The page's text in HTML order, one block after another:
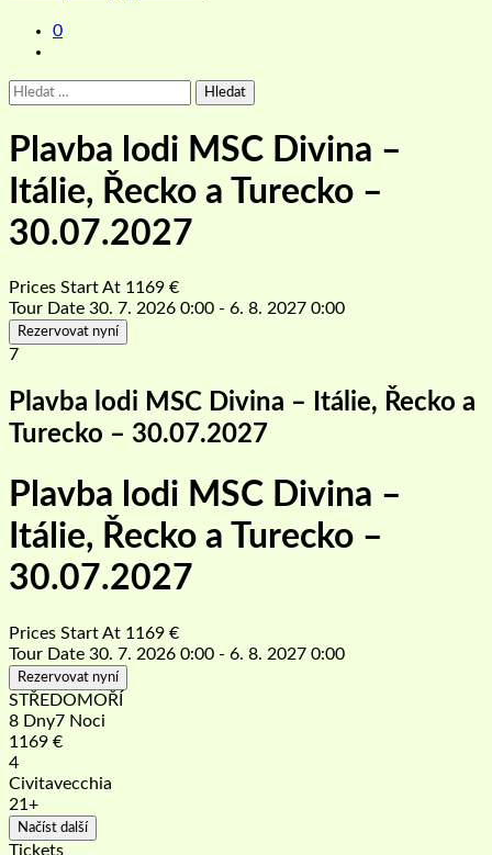
0
Vyhledávání
Plavba lodi MSC Divina –
Itálie, Řecko a Turecko –
30.07.2027
Prices Start At 1169 €
Tour Date 30. 7. 2026 0:00 - 6. 8. 2027 0:00
Rezervovat nyní
7
Plavba lodi MSC Divina – Itálie, Řecko a
Turecko – 30.07.2027
Plavba lodi MSC Divina –
Itálie, Řecko a Turecko –
30.07.2027
Prices Start At 1169 €
Tour Date 30. 7. 2026 0:00 - 6. 8. 2027 0:00
Rezervovat nyní
STŘEDOMOŘÍ
8 Dny7 Noci
1169 €
4
Civitavecchia
21+
Načíst další
Tickets